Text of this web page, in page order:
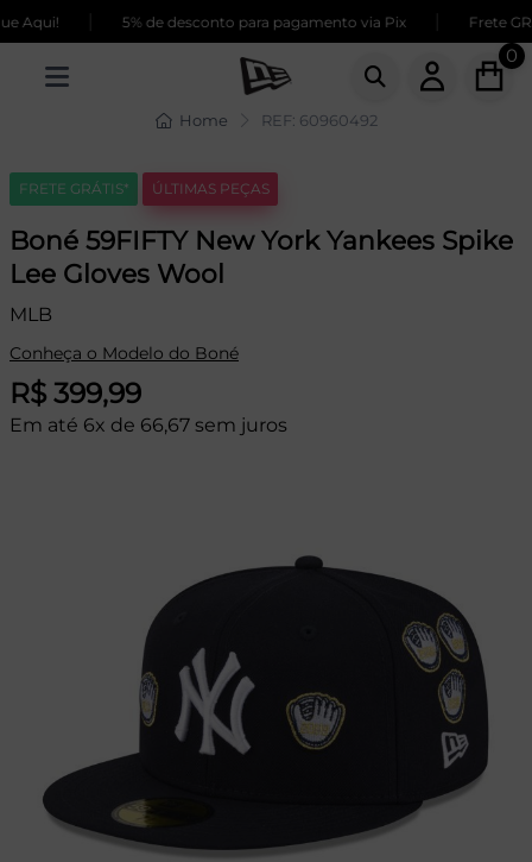
Aqui! 5% de desconto para pagamento via Pix Frete
0
Home REF: 60960492
FRETE GRÁTIS* ÚLTIMAS PEÇAS
Boné 59FIFTY New York Yankees Spike
Lee Gloves Wool
MLB
Conheça o Modelo do Boné
R$ 399,99
Em até 6x de 66,67 sem juros